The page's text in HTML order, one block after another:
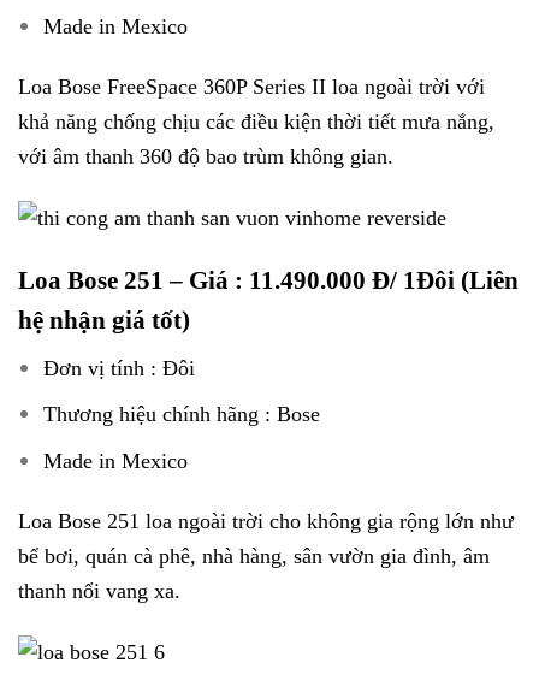
Made in Mexico
Loa Bose FreeSpace 360P Series II loa ngoài trời với
khả năng chống chịu các điều kiện thời tiết mưa nắng,
với âm thanh 360 độ bao trùm không gian.
Loa Bose 251 – Giá : 11.490.000 Đ/ 1Đôi (Liên
hệ nhận giá tốt)
Đơn vị tính : Đôi
Thương hiệu chính hãng : Bose
Made in Mexico
Loa Bose 251 loa ngoài trời cho không gia rộng lớn như
bể bơi, quán cà phê, nhà hàng, sân vườn gia đình, âm
thanh nổi vang xa.